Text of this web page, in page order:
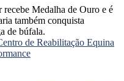
Medalha de Ouro e é
também conquista
de búfala.